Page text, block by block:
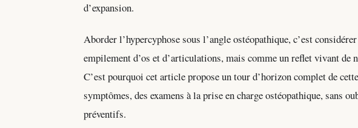
d’expansion.
Aborder l’hypercyphose sous l’angle ostéopathique, c’est
empilement d’os et d’articulations, mais comme un reflet vivant de
C’est pourquoi cet article propose un tour d’horizon complet de
symptômes, des examens à la prise en charge ostéopathique, sans
préventifs.